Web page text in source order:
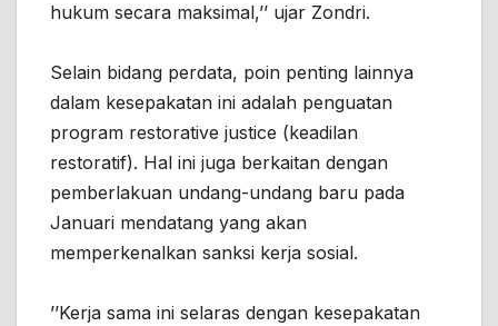
hukum secara maksimal,’’ ujar Zondri.
Selain bidang perdata, poin penting lainnya
dalam kesepakatan ini adalah penguatan
program restorative justice (keadilan
restoratif). Hal ini juga berkaitan dengan
pemberlakuan undang-undang baru pada
Januari mendatang yang akan
memperkenalkan sanksi kerja sosial.
’’Kerja sama ini selaras dengan kesepakatan